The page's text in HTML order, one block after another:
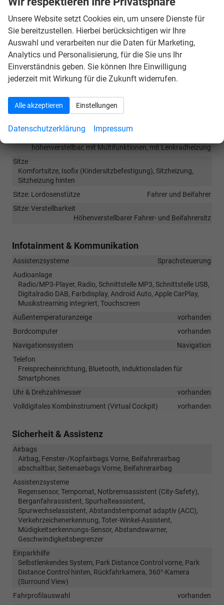
Zentralverriegelung mit Funkfernbedienung
Servolenkung
Innen
Armlehnen
Mittelarmlehne, Fahrer
Fensterheber
elektrisch 4-fach
Innenraumfilter
Klimatisierung
Klimaautomatik, 3-Zonen-Klimaautomatik
Laderaumabdeckung
höhenverstellbar, mit Multifunktionen, mit Lenkradheizung
Sitze
Komfortsitze, Isofix (Kindersitzbefestigung), Sitzheizung,
Sitzheizung hinten
Sitze: Lordosenstütze
Fahrer und Beifahrer
Sitze: Verstellbarkeit
Höhenverstellbarer Fahrer- und Beifahrersitz
Infotainment & Kommunikation
Assistenzsysteme
Sprachsteuerung
Audioanlage
Radio/MP3-Player, Radio, Schnittstelle MP3, Schnittstelle USB,
Digitalradio DAB, Farbdisplay, Android Auto, Apple CarPlay,
Musikstreaming integriert, Touchscreen
Außentemperaturanzeige
vorhanden
Bordcomputer
vorhanden
Navigationssystem
Navigation
Telefon
Freisprecheinrichtung, Bluetooth, Induktionsladen für
Smartphones
Uhr & Drehzahlmesser
vorhanden
Volldigitales Kombiinstrument (Virtual Cockpit)
vorhanden
Sicherheit & Assistenz
Airbags
Airbag, Fenster-/Kopfairbags Vorne, Beifahrerairbag
abschaltbar, Seitenairbags Vorne, Beifahrerairbag
Assistenzsysteme
Regensensor, Tempomat, Notbremsassistent (City-Safety),
Berganfahrassistent, Spurhalteassistent,
Spurwechselassistent, Abstandstempomat adaptiv (ACC),
Verkehrzeichenerkennung, Toter-Winkel-Assistent,
Müdigkeitserkennungs-Sensor, Abstandswarner,
Geschwindigkeitsbegrenzer
Einparkhilfe
Selbstlenkendes System, Park Distance Control vorne, Park
Distance Control hinten, Rückfahrkamera, 360°-Kamera
(Surround View)
Fahrprofilauswahl
vorhanden
Unsere Website setzt Cookies ein, um unsere Dienste für
Sie bereitzustellen. Hierbei berücksichtigen wir Ihre
Auswahl und verarbeiten nur die Daten für Marketing,
Analytics und Personalisierung, für die Sie uns Ihr
Einverständnis geben. Sie können Ihre Einwilligung
jederzeit mit Wirkung für die Zukunft widerrufen.
Alle akzeptieren Einstellungen
Datenschutzerklärung Impressum